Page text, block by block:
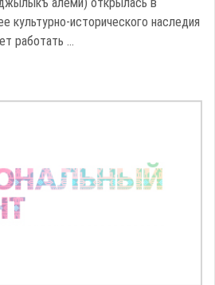
культурно-исторического наследия
работать ...